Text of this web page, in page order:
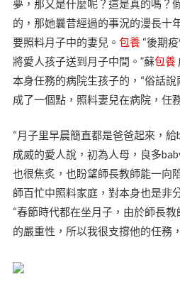
夢，那又是什麼呢？這是真的嗎？
的，那她曩昔經過的事況的漫長十
要照料月子中的妻兒。 包養“後期
將愛人孩子送到月子中間。”蘇包養
本身任務的病院生孩子的，“俗話
成了一個點，照料妻兒在病院，任
“月子里早晨簡直都是爸爸起來，給
成威的愛人說，初為人母，良多
也很焦炙，也盼望師長教師能一向
師百忙中照料家庭，對本身也是非
“春節時代都在坐月子，由於師長
的嚴重性，所以我很支撐他的任務